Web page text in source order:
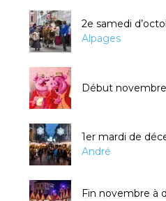
2e samedi
Alpages
Début
1er mardi de
André
Fin novembre à